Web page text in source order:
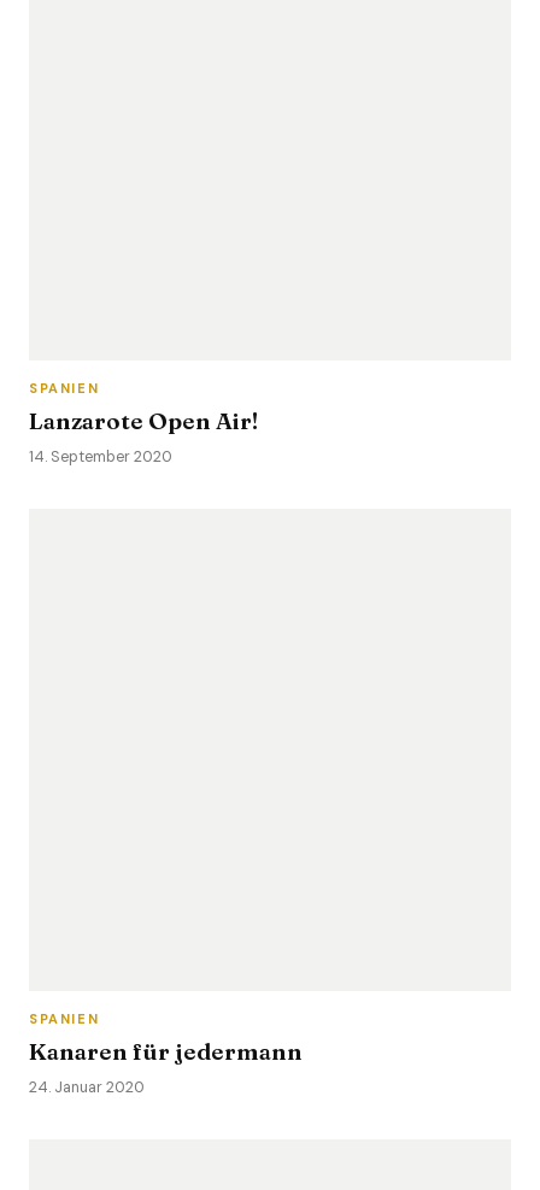
SPANIEN
Lanzarote Open Air!
14. September 2020
SPANIEN
Kanaren für jedermann
24. Januar 2020